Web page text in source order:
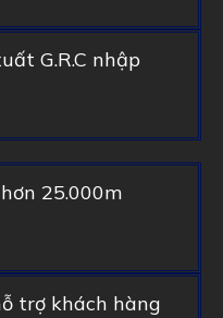
G.R.C nhập
25.000m
trợ khách hàng